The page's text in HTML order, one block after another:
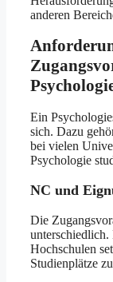
anderen
Ein
sich. Dazu
bei vielen
Psychologie
NC und
Die
Hochschulen
Studienplätze